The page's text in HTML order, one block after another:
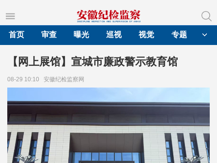
首页
审查 曝光 巡视 视觉 专题
【网上展馆】宣城市廉政警示教育馆
08-29 10:10 安徽纪检监察网